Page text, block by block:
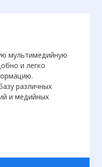
мультимедийную
и легко
различных
и медийных